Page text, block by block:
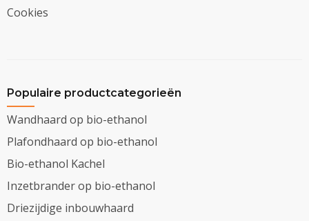
Cookies
Populaire productcategorieën
Wandhaard op bio-ethanol
Plafondhaard op bio-ethanol
Bio-ethanol Kachel
Inzetbrander op bio-ethanol
Driezijdige inbouwhaard